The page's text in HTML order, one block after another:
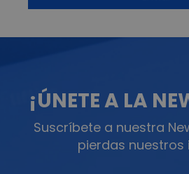
¡ÚNETE A LA
Suscríbete a nuestra
pierdas nuestros